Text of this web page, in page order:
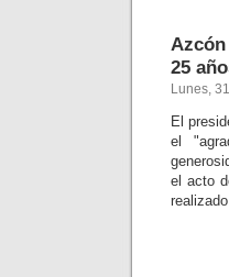
25
Lunes,
El
el
el acto